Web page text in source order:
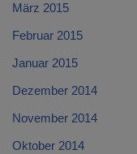
März 2015
Februar 2015
Januar 2015
Dezember 2014
November 2014
Oktober 2014